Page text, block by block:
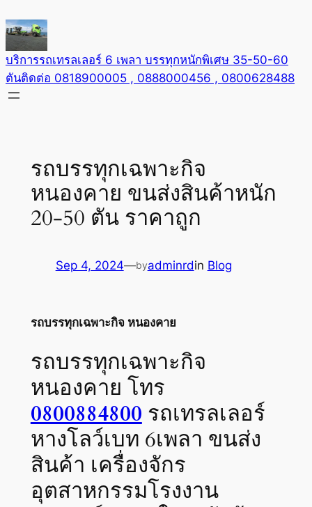
to
content
บริการรถเทรลเลอร์ 6 เพลา บรรทุกหนักพิเศษ 35-50-60
ตันติดต่อ 0818900005 , 0888000456 , 0800628488
รถบรรทุกเฉพาะกิจ
หนองคาย ขนส่งสินค้าหนัก
20-50 ตัน ราคาถูก
Sep 4, 2024—byadminrdin Blog
รถบรรทุกเฉพาะกิจ หนองคาย
รถบรรทุกเฉพาะกิจ
หนองคาย โทร
0800884800 รถเทรลเลอร์
หางโลว์เบท 6เพลา ขนส่ง
สินค้า เครื่องจักร
อุตสาหกรรมโรงงาน